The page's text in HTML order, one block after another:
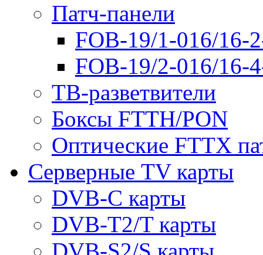
Патч-панели
FOB-19/1-016/16-
FOB-19/2-016/16-
ТВ-разветвители
Боксы FTTH/PON
Оптические FTTX
Серверные TV карты
DVB-C карты
DVB-T2/T карты